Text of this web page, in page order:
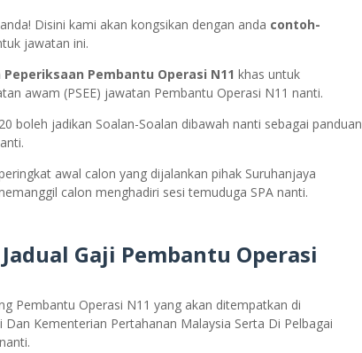
Disini kami akan kongsikan dengan anda contoh-
jawatan ini.
Peperiksaan Pembantu Operasi N11 khas untuk
awam (PSEE) jawatan Pembantu Operasi N11 nanti.
boleh jadikan Soalan-Soalan dibawah nanti sebagai panduan
awal calon yang dijalankan pihak Suruhanjaya
calon menghadiri sesi temuduga SPA nanti.
Gaji Pembantu Operasi
Pembantu Operasi N11 yang akan ditempatkan di
Kementerian Pertahanan Malaysia Serta Di Pelbagai